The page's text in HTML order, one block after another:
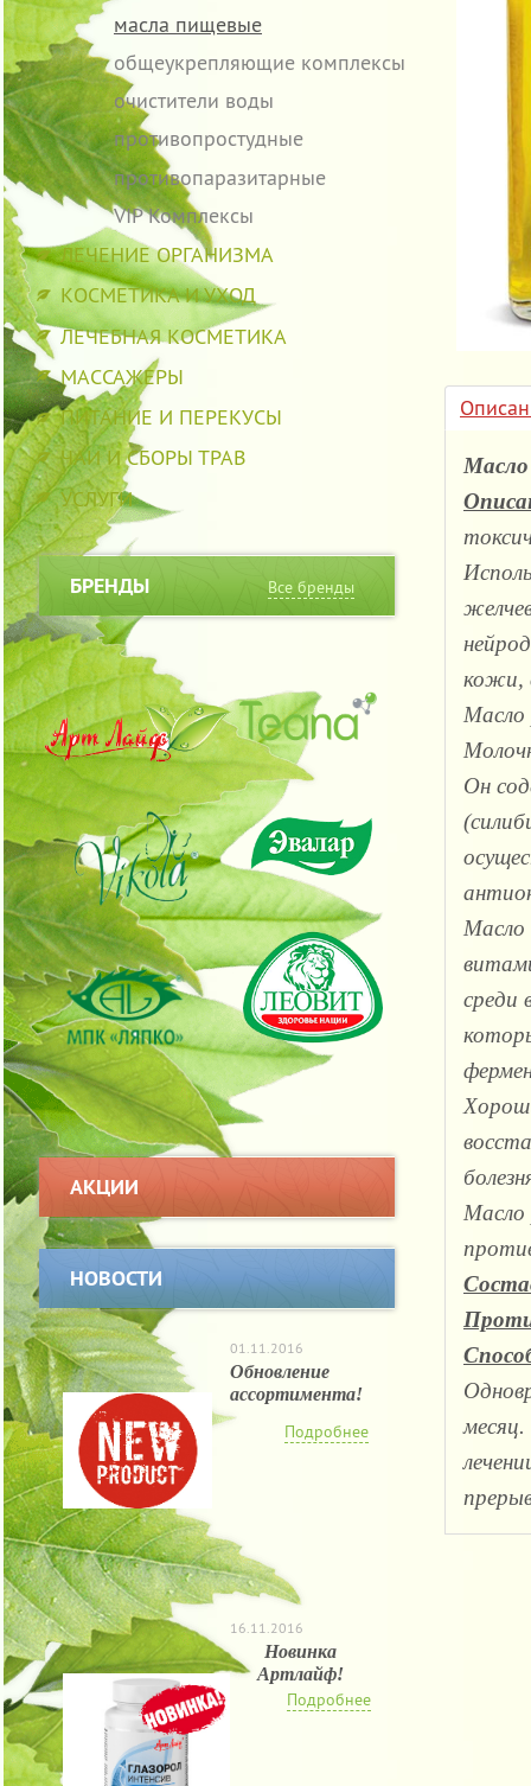
масла пищевые
общеукрепляющие комплексы
очистители воды
противопростудные
противопаразитарные
VIP Комплексы
ЛЕЧЕНИЕ ОРГАНИЗМА
КОСМЕТИКА И УХОД
ЛЕЧЕБНАЯ КОСМЕТИКА
МАССАЖЕРЫ
ПИТАНИЕ И ПЕРЕКУСЫ
ЧАИ И СБОРЫ ТРАВ
УСЛУГИ
БРЕНДЫ Все бренды
АКЦИИ
НОВОСТИ
01.11.2016
Обновление
ассортимента!
Подробнее
16.11.2016
Новинка
Артлайф!
Подробнее
кожи,
Масло
Он
Масло
среди
Масло